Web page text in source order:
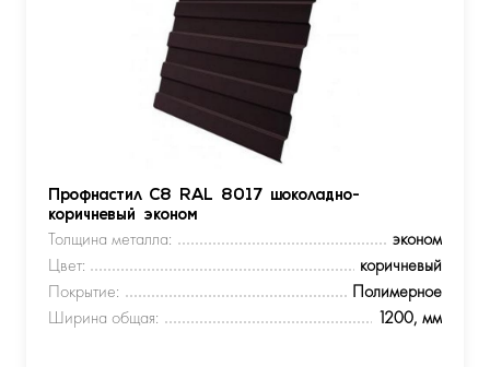
Профнастил С8 RAL 8017 шоколадно-
коричневый эконом
Толщина металла:
эконом
Цвет:
коричневый
Покрытие:
Полимерное
Ширина общая:
1200, мм